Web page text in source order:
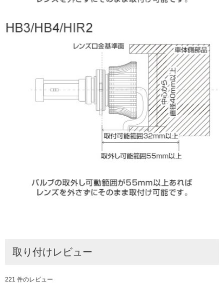
取り付けレビュー
221 件のレビュー